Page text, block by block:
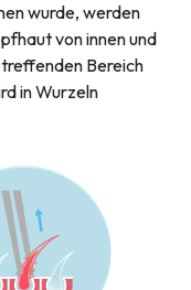
wurde, werden
von innen und
Bereich
in Wurzeln